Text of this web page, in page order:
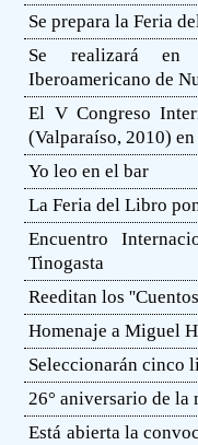
Se prepara la Feria
Se realizará en
Iberoamericano de
El V Congreso
(Valparaíso, 2010)
Yo leo en el bar
La Feria del Libro
Encuentro
Tinogasta
Reeditan los
Homenaje a Miguel
Seleccionarán cinco
26° aniversario de la
Está abierta la